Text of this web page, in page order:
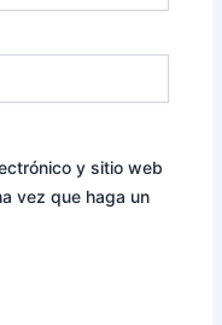
y sitio web
vez que haga un